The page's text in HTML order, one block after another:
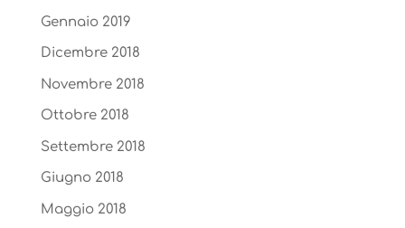
Gennaio 2019
Dicembre 2018
Novembre 2018
Ottobre 2018
Settembre 2018
Giugno 2018
Maggio 2018